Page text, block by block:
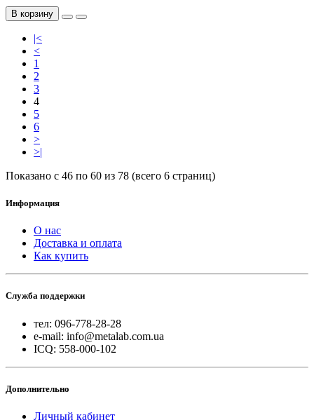
В корзину
|<
<
1
2
3
4
5
6
>
>|
Показано с 46 по 60 из 78 (всего 6 страниц)
Информация
О нас
Доставка и оплата
Как купить
Служба поддержки
тел: 096-778-28-28
e-mail: info@metalab.com.ua
ICQ: 558-000-102
Дополнительно
Личный кабинет